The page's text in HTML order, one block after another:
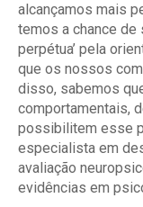
alcançamos mais
temos a chance de
perpétua’ pela
que os nossos
disso, sabemos
comportamentais,
possibilitem esse
especialista em
avaliação
evidências em